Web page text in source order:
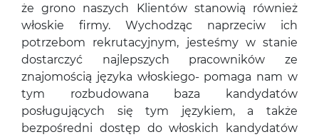
że grono naszych Klientów stanowią również
włoskie firmy. Wychodząc naprzeciw ich
potrzebom rekrutacyjnym, jesteśmy w stanie
dostarczyć najlepszych pracowników ze
znajomością języka włoskiego- pomaga nam w
tym rozbudowana baza kandydatów
posługujących się tym językiem, a także
bezpośredni dostęp do włoskich kandydatów